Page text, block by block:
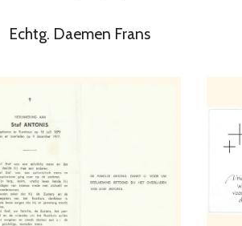
Echtg. Daemen Frans